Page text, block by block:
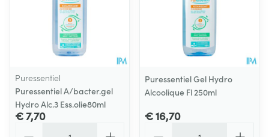
Puressentiel
Puressentiel A/bacter.gel
Hydro Alc.3 Ess.olie80ml
€ 7,70
Puressentiel Gel Hydro
Alcoolique Fl 250ml
€ 16,70